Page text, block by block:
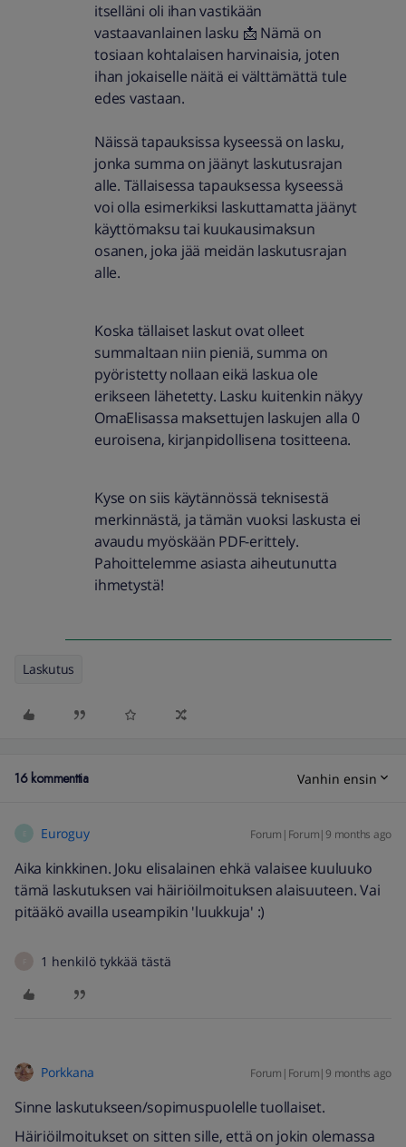
itselläni oli ihan vastikään
vastaavanlainen lasku 📩 Nämä on
tosiaan kohtalaisen harvinaisia, joten
ihan jokaiselle näitä ei välttämättä tule
edes vastaan.
Näissä tapauksissa kyseessä on lasku,
jonka summa on jäänyt laskutusrajan
alle. Tällaisessa tapauksessa kyseessä
voi olla esimerkiksi laskuttamatta jäänyt
käyttömaksu tai kuukausimaksun
osanen, joka jää meidän laskutusrajan
alle.
Koska tällaiset laskut ovat olleet
summaltaan niin pieniä, summa on
pyöristetty nollaan eikä laskua ole
erikseen lähetetty. Lasku kuitenkin näkyy
OmaElisassa maksettujen laskujen alla 0
euroisena, kirjanpidollisena tositteena.
Kyse on siis käytännössä teknisestä
merkinnästä, ja tämän vuoksi laskusta ei
avaudu myöskään PDF-erittely.
Pahoittelemme asiasta aiheutunutta
ihmetystä!
Laskutus
16 kommenttia Vanhin ensin
Euroguy Forum|Forum|9 months ago
Aika kinkkinen. Joku elisalainen ehkä valaisee kuuluuko
tämä laskutuksen vai häiriöilmoituksen alaisuuteen. Vai
pitääkö availla useampikin 'luukkuja' :)
1 henkilö tykkää tästä
Porkkana Forum|Forum|9 months ago
Sinne laskutukseen/sopimuspuolelle tuollaiset.
Häiriöilmoitukset on sitten sille, että on jokin olemassa